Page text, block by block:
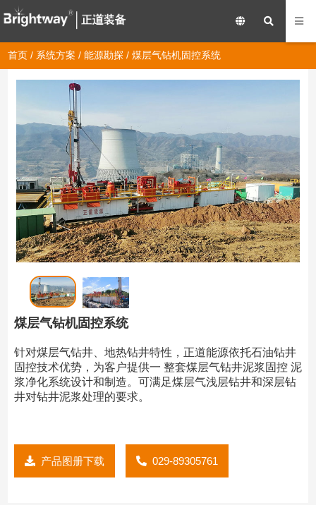
首页 / 系统方案 /能源勘探 / 煤层气钻机固控系统
煤层气钻机固控系统
针对煤层气钻井、地热钻井特性，正道能源依托石油钻井
固控技术优势，为客户提供一 整套煤层气钻井泥浆固控 泥
浆净化系统设计和制造。可满足煤层气浅层钻井和深层钻
井对钻井泥浆处理的要求。
产品图册下载 029-89305761